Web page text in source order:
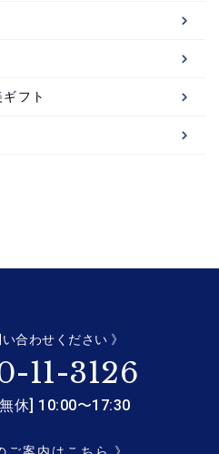
フト
合わせください 》
11-3126
休] 10:00〜17:30